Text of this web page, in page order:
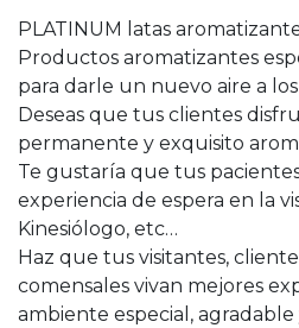
PLATINUM latas
Productos aromatizantes
para darle un nuevo aire a
Deseas que tus clientes
permanente y exquisito
Te gustaría que tus
experiencia de espera en la
Kinesiólogo, etc…
Haz que tus visitantes,
comensales vivan mejores
ambiente especial,